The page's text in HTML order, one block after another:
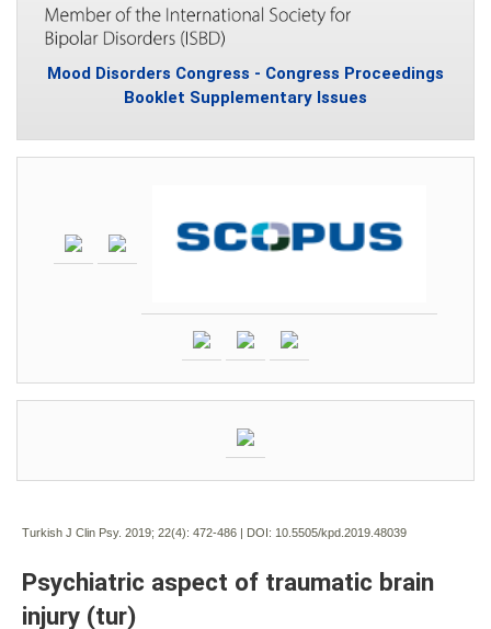
Mood Disorders Congress - Congress Proceedings
Booklet Supplementary Issues
Turkish J Clin Psy. 2019; 22(4): 472-486 | DOI: 10.5505/kpd.2019.48039
Psychiatric aspect of traumatic brain
injury (tur)